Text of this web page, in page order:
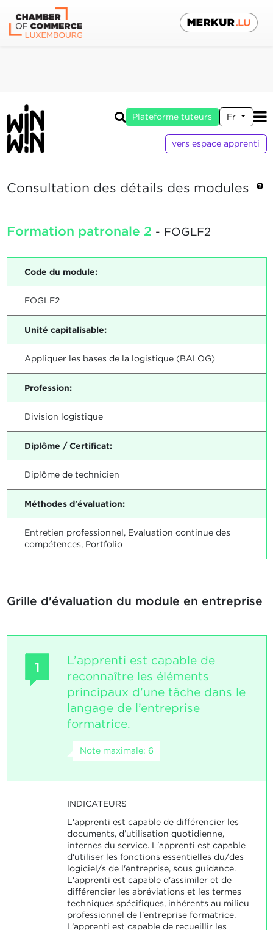
Plateforme tuteurs Fr
vers espace apprenti
Consultation des détails des modules
Formation patronale 2 - FOGLF2
Code du module:
FOGLF2
Unité capitalisable:
Appliquer les bases de la logistique (BALOG)
Profession:
Division logistique
Diplôme / Certificat:
Diplôme de technicien
Méthodes d'évaluation:
Entretien professionnel, Evaluation continue des
compétences, Portfolio
Grille d'évaluation du module en entreprise
1
L’apprenti est capable de
reconnaître les éléments
principaux d’une tâche dans le
langage de l’entreprise
formatrice.
Note maximale: 6
INDICATEURS
L'apprenti est capable de différencier les
documents, d’utilisation quotidienne,
internes du service. L'apprenti est capable
d'utiliser les fonctions essentielles du/des
logiciel/s de l'entreprise, sous guidance.
L'apprenti est capable d'assimiler et de
différencier les abréviations et les termes
techniques spécifiques, inhérents au milieu
professionnel de l'entreprise formatrice.
L’apprenti est capable de recueillir les